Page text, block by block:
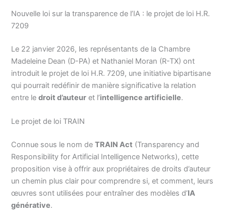
Nouvelle loi sur la transparence de l’IA : le projet de loi H.R.
7209
Le 22 janvier 2026, les représentants de la Chambre
Madeleine Dean (D-PA) et Nathaniel Moran (R-TX) ont
introduit le projet de loi H.R. 7209, une initiative bipartisane
qui pourrait redéfinir de manière significative la relation
entre ledroit d’auteur et l’intelligence artificielle.
Le projet de loi TRAIN
Connue sous le nom deTRAIN Act (Transparency and
Responsibility for Artificial Intelligence Networks), cette
proposition vise à offrir aux propriétaires de droits d’auteur
un chemin plus clair pour comprendre si, et comment, leurs
œuvres sont utilisées pour entraîner des modèles d’IA
générative.